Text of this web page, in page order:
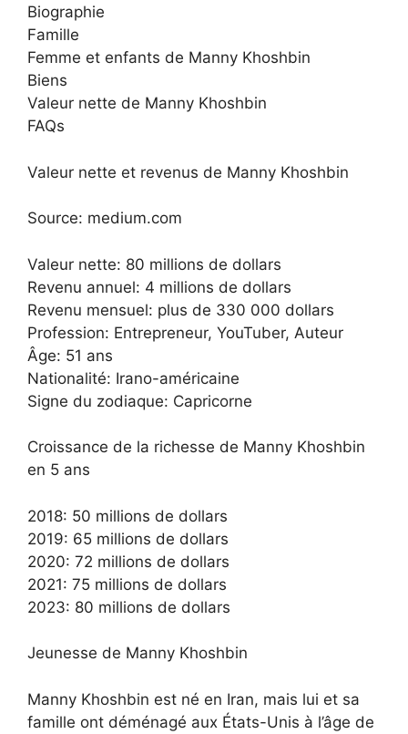
Biographie
Famille
Femme et enfants de Manny Khoshbin
Biens
Valeur nette de Manny Khoshbin
FAQs
Valeur nette et revenus de Manny Khoshbin
Source: medium.com
Valeur nette: 80 millions de dollars
Revenu annuel: 4 millions de dollars
Revenu mensuel: plus de 330 000 dollars
Profession: Entrepreneur, YouTuber, Auteur
Âge: 51 ans
Nationalité: Irano-américaine
Signe du zodiaque: Capricorne
Croissance de la richesse de Manny Khoshbin
en 5 ans
2018: 50 millions de dollars
2019: 65 millions de dollars
2020: 72 millions de dollars
2021: 75 millions de dollars
2023: 80 millions de dollars
Jeunesse de Manny Khoshbin
Manny Khoshbin est né en Iran, mais lui et sa
famille ont déménagé aux États-Unis à l’âge de